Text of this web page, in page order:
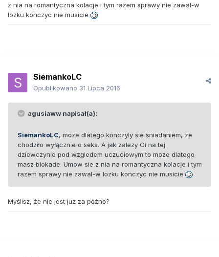
z nia na romantyczna kolacje i tym razem sprawy nie zawal-w
lozku konczyc nie musicie
SiemankoLC
Opublikowano 31 Lipca 2016
agusiaww napisał(a):
SiemankoLC, moze dlatego konczyly sie sniadaniem, ze
chodziło wyłącznie o seks. A jak zalezy Ci na tej
dziewczynie pod wzgledem uczuciowym to moze dlatego
masz blokade. Umow sie z nia na romantyczna kolacje i tym
razem sprawy nie zawal-w lozku konczyc nie musicie
Myślisz, że nie jest już za późno?